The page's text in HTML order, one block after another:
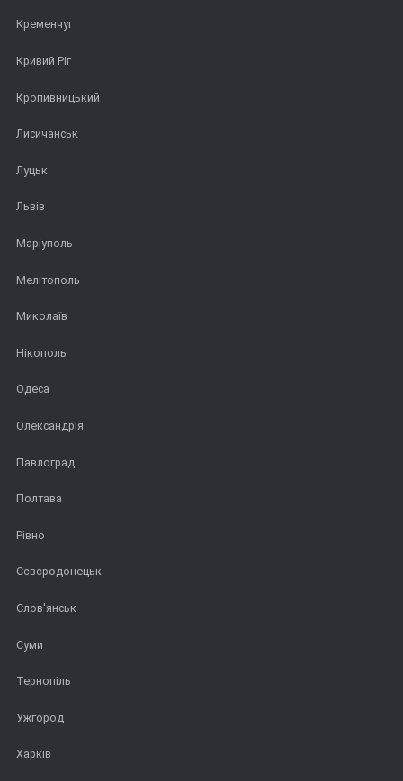
Кременчуг
Кривий Ріг
Кропивницький
Лисичанськ
Луцьк
Львів
Маріуполь
Мелітополь
Миколаїв
Нікополь
Одеса
Олександрія
Павлоград
Полтава
Рівно
Сєвєродонецьк
Слов'янськ
Суми
Тернопіль
Ужгород
Харків